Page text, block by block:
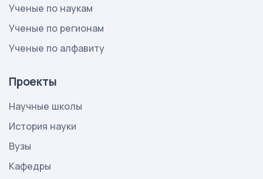
Ученые по наукам
Ученые по регионам
Ученые по алфавиту
Проекты
Научные школы
История науки
Вузы
Кафедры